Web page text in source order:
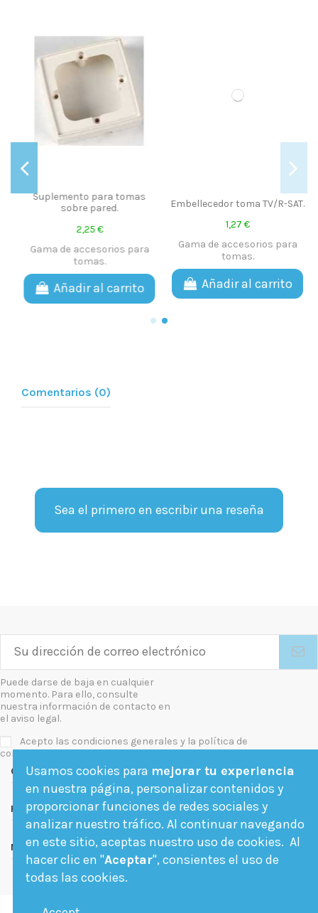
Suplemento para tomas
sobre pared.
2,25 €
Gama de accesorios para
tomas.
Añadir al carrito
Embellecedor toma TV/R-SAT.
1,27 €
Gama de accesorios para
tomas.
Añadir al carrito
Comentarios (0)
Sea el primero en escribir una reseña
Puede darse de baja en cualquier
momento. Para ello, consulte
nuestra información de contacto en
el aviso legal.
Acepto las condiciones generales y la política de
confidencialidad
Contact us
Follow us
Newsletter
Usamos cookies para mejorar tu experiencia
en nuestra página, personalizar contenidos y
proporcionar funciones de redes sociales y
analizar nuestro tráfico. Al continuar navegando
en este sitio, aceptas nuestro uso de cookies. Al
hacer clic en "Aceptar", consientes el uso de
todas las cookies.